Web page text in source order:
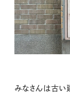
みなさんは古い